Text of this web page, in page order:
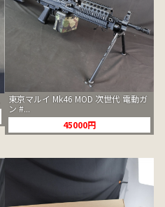
東京マルイ Mk46 MOD 次世代 電動ガ
ン #...
45000円